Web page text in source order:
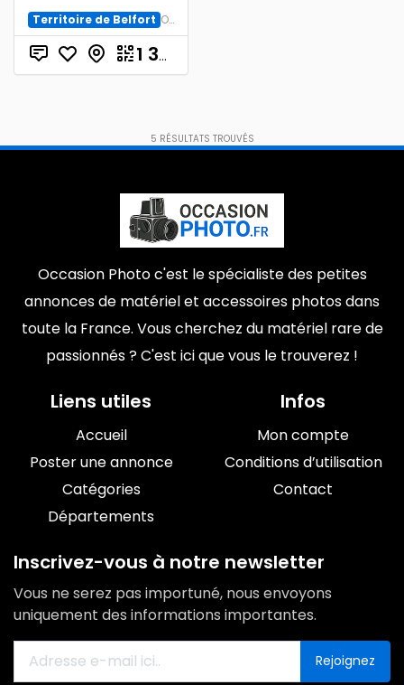
Territoire de Belfort Objectif
1 300.00
5 RÉSULTATS TROUVÉS
Occasion Photo c'est le spécialiste des petites
annonces de matériel et accessoires photos dans
toute la France. Vous cherchez du matériel rare de
passionnés ? C'est ici que vous le trouverez !
Liens utiles
Accueil
Poster une annonce
Catégories
Départements
Infos
Mon compte
Conditions d’utilisation
Contact
Inscrivez-vous à notre newsletter
Vous ne serez pas importuné, nous envoyons
uniquement des informations importantes.
Rejoignez